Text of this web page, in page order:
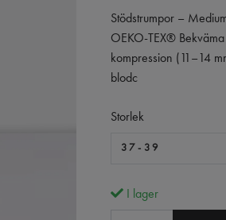
Stödstrumpor –
OEKO-TEX®
kompression (11–14
blodc
Storlek
37-39
I lager